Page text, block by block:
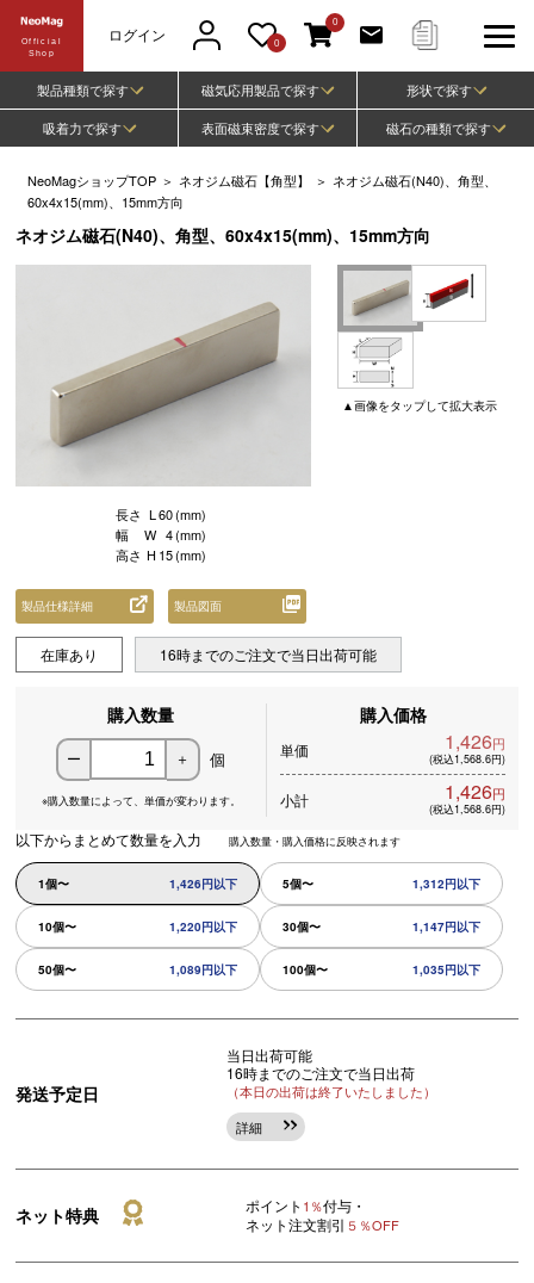
Official
Shop
ログイン 0
0
製品種類で探す 磁気応用製品で探す
形状で探す
吸着力で探す
表面磁束密度で探す 磁石の種類で探す
NeoMagショップTOP ＞ ネオジム磁石【角型】 ＞ ネオジム磁石(N40)、角型、
60x4x15(mm)、15mm方向
ネオジム磁石(N40)、角型、60x4x15(mm)、15mm方向
▲画像をタップして拡大表示
長さ L 60(mm)
幅
W 4(mm)
高さ H 15(mm)
製品仕様詳細 製品図面
在庫あり 16時までのご注文で当日出荷可能
購入数量
ー ＋ 個
※購入数量によって、 単価が変わります。
購入価格
単価 1,426円
(税込1,568.6円)
小計 1,426円
(税込1,568.6円)
以下からまとめて数量を入力 購入数量・購入価格に反映されます
1個〜 1,426円以下 5個〜 1,312円以下
10個〜 1,220円以下 30個〜 1,147円以下
50個〜 1,089円以下 100個〜 1,035円以下
発送予定日
当日出荷可能
16時までのご注文で当日出荷
（本日の出荷は終了いたしました）
詳細
ネット特典 ポイント 1％付与・
ネット注文割引 ５％OFF